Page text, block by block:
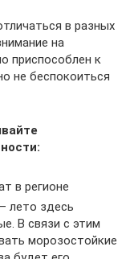
в разных
на
приспособлен к
не беспокоиться
в регионе
лето здесь
В связи с этим
морозостойкие